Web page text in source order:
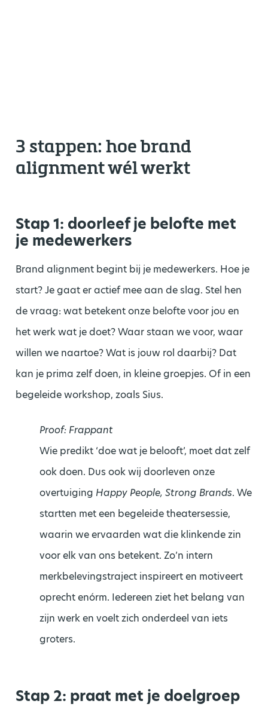
3 stappen: hoe brand
alignment wél werkt
Stap 1: doorleef je belofte met
je medewerkers
Brand alignment begint bij je medewerkers. Hoe je
start? Je gaat er actief mee aan de slag. Stel hen
de vraag: wat betekent onze belofte voor jou en
het werk wat je doet? Waar staan we voor, waar
willen we naartoe? Wat is jouw rol daarbij? Dat
kan je prima zelf doen, in kleine groepjes. Of in een
begeleide workshop, zoals Sius.
Proof: Frappant
Wie predikt ‘doe wat je belooft’, moet dat zelf
ook doen. Dus ook wij doorleven onze
overtuiging Happy People, Strong Brands. We
startten met een begeleide theatersessie,
waarin we ervaarden wat die klinkende zin
voor elk van ons betekent. Zo’n intern
merkbelevingstraject inspireert en motiveert
oprecht enórm. Iedereen ziet het belang van
zijn werk en voelt zich onderdeel van iets
groters.
Stap 2: praat met je doelgroep